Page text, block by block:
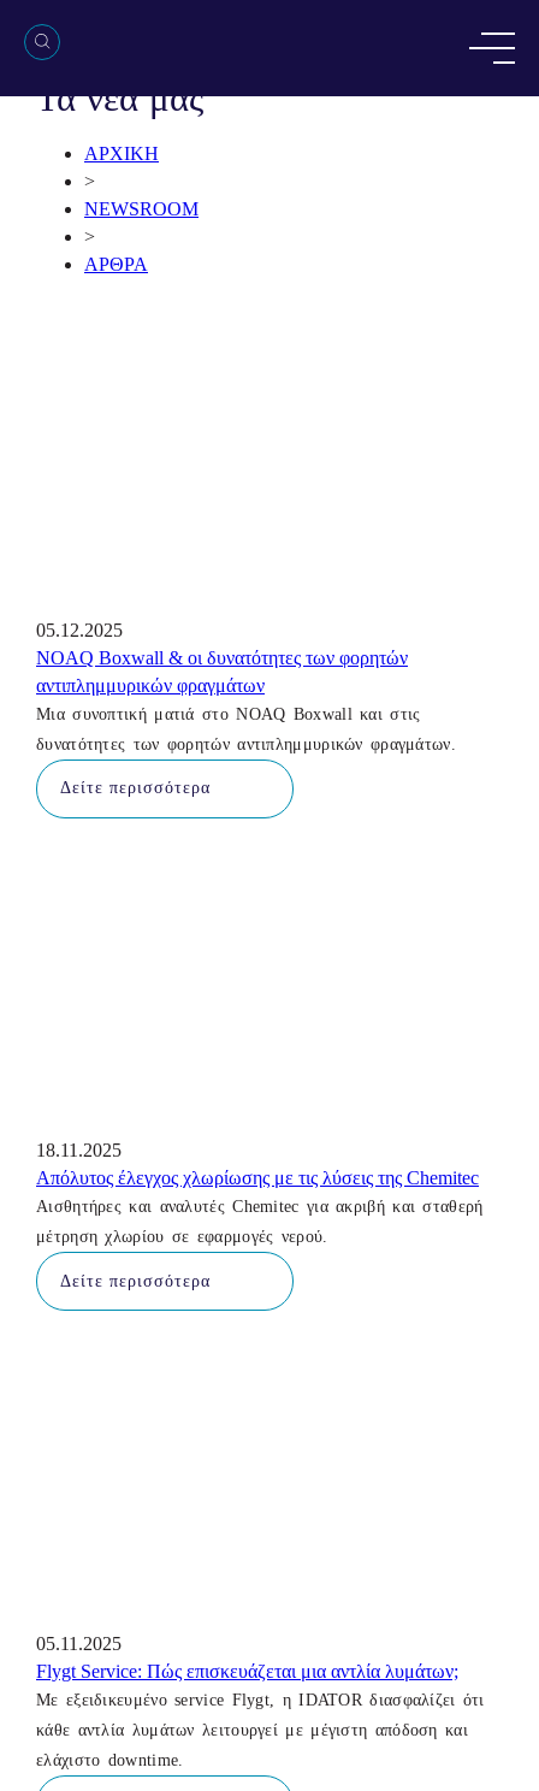
NEWSROOM
Τα νέα μας
ΑΡΧΙΚΗ
>
NEWSROOM
>
ΑΡΘΡΑ
05.12.2025
NOAQ Boxwall & οι δυνατότητες των φορητών
αντιπλημμυρικών φραγμάτων
Μια συνοπτική ματιά στο NOAQ Boxwall και στις
δυνατότητες των φορητών αντιπλημμυρικών φραγμάτων.
Δείτε περισσότερα
18.11.2025
Απόλυτος έλεγχος χλωρίωσης με τις λύσεις της Chemitec
Αισθητήρες και αναλυτές Chemitec για ακριβή και σταθερή
μέτρηση χλωρίου σε εφαρμογές νερού.
Δείτε περισσότερα
05.11.2025
Flygt Service: Πώς επισκευάζεται μια αντλία λυμάτων;
Με εξειδικευμένο service Flygt, η IDATOR διασφαλίζει ότι
κάθε αντλία λυμάτων λειτουργεί με μέγιστη απόδοση και
ελάχιστο downtime.